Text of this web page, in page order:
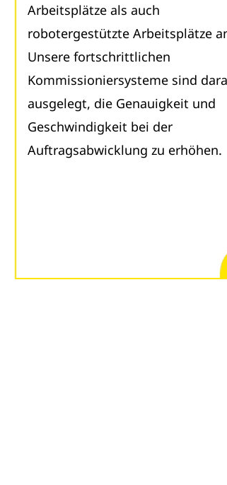
Arbeitsplätze als auch
robotergestützte Arbeitsplätze
Unsere fortschrittlichen
Kommissioniersysteme sind
ausgelegt, die Genauigkeit und
Geschwindigkeit bei der
Auftragsabwicklung zu erhöhen.